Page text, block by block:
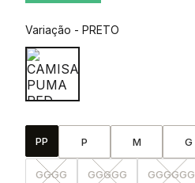
Variação - PRETO
PP P M G
GGGG GGGGG GGGGGG